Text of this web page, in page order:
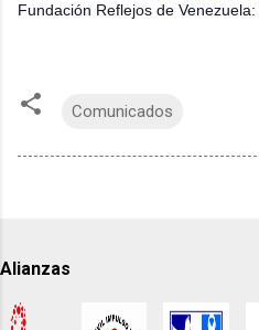
Fundación Reflejos de Venezuela:
Comunicados
Alianzas